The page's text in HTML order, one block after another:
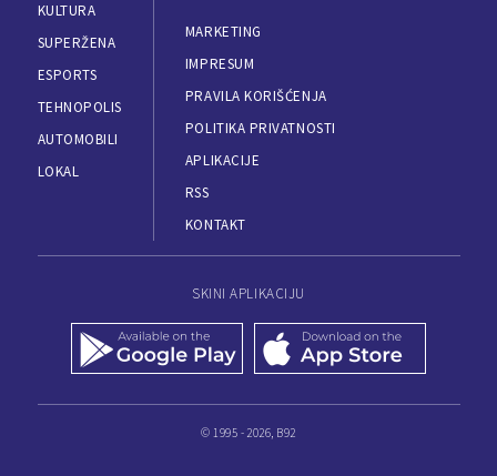
KULTURA
SUPERŽENA
ESPORTS
TEHNOPOLIS
AUTOMOBILI
LOKAL
MARKETING
IMPRESUM
PRAVILA KORIŠĆENJA
POLITIKA PRIVATNOSTI
APLIKACIJE
RSS
KONTAKT
SKINI APLIKACIJU
© 1995 - 2026, B92